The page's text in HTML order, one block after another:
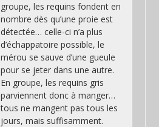
groupe, les requins fondent en
nombre dès qu’une proie est
détectée… celle-ci n’a plus
d’échappatoire possible, le
mérou se sauve d’une gueule
pour se jeter dans une autre.
En groupe, les requins gris
parviennent donc à manger…
tous ne mangent pas tous les
jours, mais suffisamment.